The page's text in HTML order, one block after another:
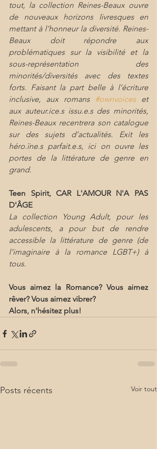
tout, la collection Reines-Beaux ouvre
de nouveaux horizons livresques en
mettant à l’honneur la diversité. Reines-
Beaux doit répondre aux
problématiques sur la visibilité et la
sous-représentation des
minorités/diversités avec des textes
forts. Faisant la part belle à l’écriture
inclusive, aux romans #ownvoices et
aux auteur.ice.s issu.e.s des minorités,
Reines-Beaux recentrera son catalogue
sur des sujets d’actualités. Exit les
héro.ïne.s parfait.e.s, ici on ouvre les
portes de la littérature de genre en
grand.
Teen Spirit, CAR L'AMOUR N'A PAS
D'ÂGE
La collection Young Adult, pour les
adulescents, a pour but de rendre
accessible la littérature de genre (de
l’imaginaire à la romance LGBT+) à
tous.
Vous aimez la Romance? Vous aimez
rêver? Vous aimez vibrer?
Alors, n'hésitez plus!
Posts récents Voir tout